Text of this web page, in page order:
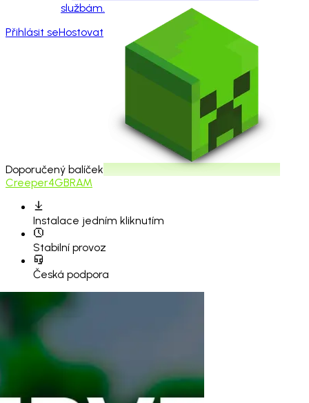
službám.
Přihlásit seHostovat
Doporučený balíček
Creeper4GBRAM
Instalace jedním kliknutím
Stabilní provoz
Česká podpora